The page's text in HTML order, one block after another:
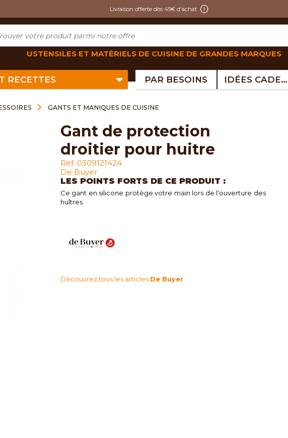
Livraison offerte dès 49€ d'achat
USTENSILES ET MATÉRIELS DE CUISINE DE GRANDES MARQUES
RECETTES PAR BESOINS IDÉES CADEAUX
GANTS ET MANIQUES DE CUISINE
gant de protection
droitier pour huitre
Ref: 0309121424
De Buyer
LES POINTS FORTS DE CE PRODUIT :
Ce gant en silicone protège votre main lors de l'ouverture des
huîtres.
Découvrez tous les articles De Buyer